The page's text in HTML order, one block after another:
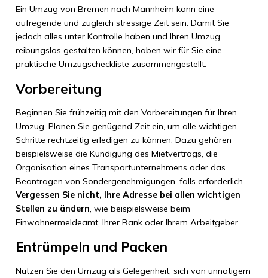
Ein Umzug von Bremen nach Mannheim kann eine
aufregende und zugleich stressige Zeit sein. Damit Sie
jedoch alles unter Kontrolle haben und Ihren Umzug
reibungslos gestalten können, haben wir für Sie eine
praktische Umzugscheckliste zusammengestellt.
Vorbereitung
Beginnen Sie frühzeitig mit den Vorbereitungen für Ihren
Umzug. Planen Sie genügend Zeit ein, um alle wichtigen
Schritte rechtzeitig erledigen zu können. Dazu gehören
beispielsweise die Kündigung des Mietvertrags, die
Organisation eines Transportunternehmens oder das
Beantragen von Sondergenehmigungen, falls erforderlich.
Vergessen Sie nicht, Ihre Adresse bei allen wichtigen
Stellen zu ändern, wie beispielsweise beim
Einwohnermeldeamt, Ihrer Bank oder Ihrem Arbeitgeber.
Entrümpeln und Packen
Nutzen Sie den Umzug als Gelegenheit, sich von unnötigem